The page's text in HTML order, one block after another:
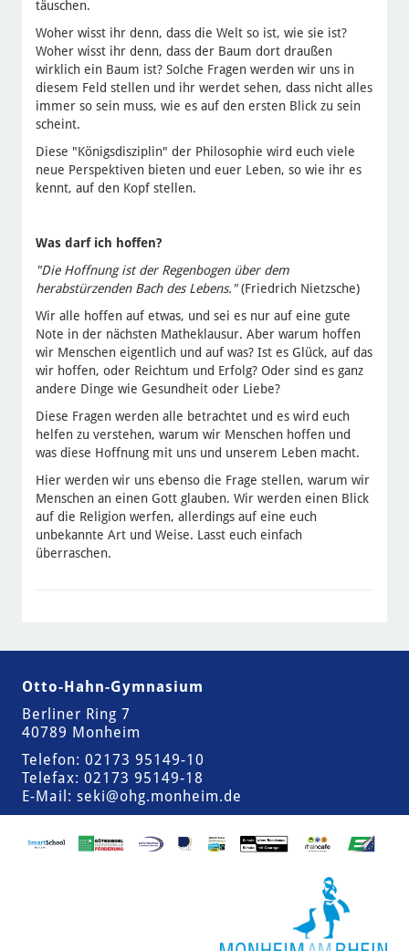
täuschen.
Woher wisst ihr denn, dass die Welt so ist, wie sie ist?
Woher wisst ihr denn, dass der Baum dort draußen
wirklich ein Baum ist? Solche Fragen werden wir uns in
diesem Feld stellen und ihr werdet sehen, dass nicht alles
immer so sein muss, wie es auf den ersten Blick zu sein
scheint.
Diese "Königsdisziplin" der Philosophie wird euch viele
neue Perspektiven bieten und euer Leben, so wie ihr es
kennt, auf den Kopf stellen.
Was darf ich hoffen?
"Die Hoffnung ist der Regenbogen über dem
herabstürzenden Bach des Lebens."(Friedrich Nietzsche)
Wir alle hoffen auf etwas, und sei es nur auf eine gute
Note in der nächsten Matheklausur. Aber warum hoffen
wir Menschen eigentlich und auf was? Ist es Glück, auf das
wir hoffen, oder Reichtum und Erfolg? Oder sind es ganz
andere Dinge wie Gesundheit oder Liebe?
Diese Fragen werden alle betrachtet und es wird euch
helfen zu verstehen, warum wir Menschen hoffen und
was diese Hoffnung mit uns und unserem Leben macht.
Hier werden wir uns ebenso die Frage stellen, warum wir
Menschen an einen Gott glauben. Wir werden einen Blick
auf die Religion werfen, allerdings auf eine euch
unbekannte Art und Weise. Lasst euch einfach
überraschen.
Otto-Hahn-Gymnasium
Berliner Ring 7
40789 Monheim
Telefon: 02173 95149-10
Telefax: 02173 95149-18
E-Mail: seki@ohg.monheim.de